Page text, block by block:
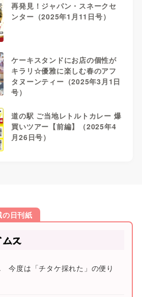
再発見！ジャパン・スネークセ
ンター（2025年1月11日号）
ケーキスタンドにお店の個性が
キラリ☆優雅に楽しむ春のアフ
タヌーンティー（2025年3月1日
号）
道の駅 ご当地レトルトカレー 爆
買いツアー【前編】（2025年4
月26日号）
日刊紙
度は「チタケ採れた」の便り